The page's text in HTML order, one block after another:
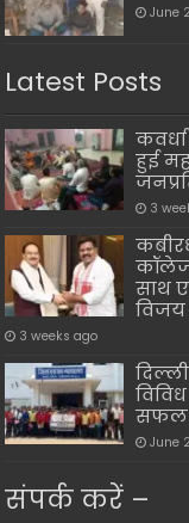
June
Latest Posts
हुई
3
कॉलेज
साथ
विजय
3 weeks ago
सफल
June
संपर्क करें –